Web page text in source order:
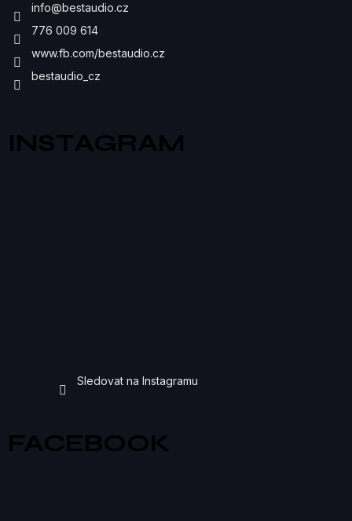
info@bestaudio.cz
776 009 614
www.fb.com/bestaudio.cz
bestaudio_cz
INSTAGRAM
Sledovat na Instagramu
FACEBOOK